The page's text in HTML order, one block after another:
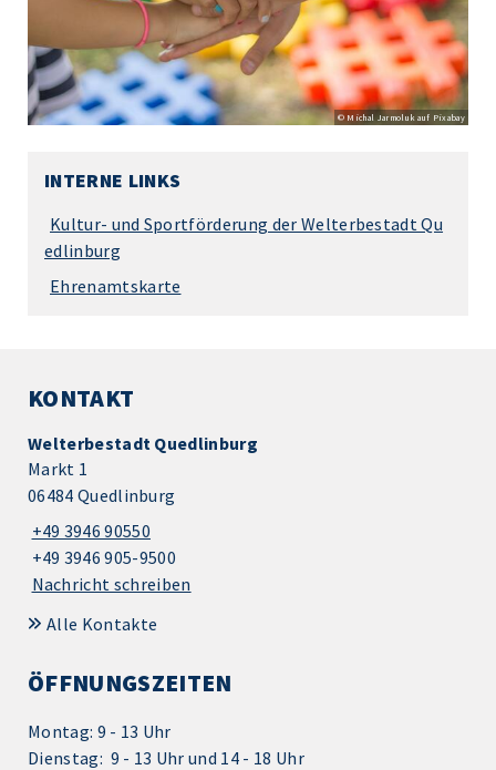
© Michal Jarmoluk auf Pixabay
INTERNE LINKS
Kultur- und Sportförderung der Welterbestadt Qu
edlinburg
Ehrenamtskarte
KONTAKT
Welterbestadt Quedlinburg
Markt 1
06484 Quedlinburg
+49 3946 90550
+49 3946 905-9500
Nachricht schreiben
Alle Kontakte
ÖFFNUNGSZEITEN
Montag: 9 - 13 Uhr
Dienstag: 9 - 13 Uhr und 14 - 18 Uhr